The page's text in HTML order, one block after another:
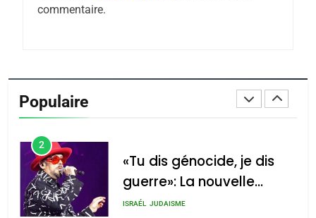
commentaire.
Populaire
2
«Tu dis génocide, je dis
guerre»: La nouvelle
chanson de Boy George
ISRAÉL JUDAISME